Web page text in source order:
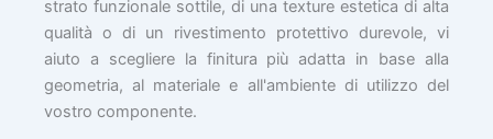
strato funzionale sottile, di una texture estetica di alta
qualità o di un rivestimento protettivo durevole, vi
aiuto a scegliere la finitura più adatta in base alla
geometria, al materiale e all'ambiente di utilizzo del
vostro componente.